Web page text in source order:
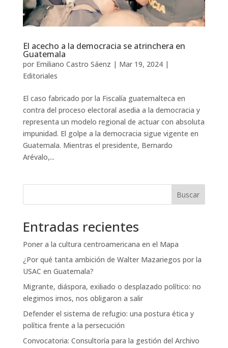
El acecho a la democracia se atrinchera en
Guatemala
por Emiliano Castro Sáenz | Mar 19, 2024|
Editoriales
El caso fabricado por la Fiscalía guatemalteca en
contra del proceso electoral asedia a la democracia y
representa un modelo regional de actuar con absoluta
impunidad. El golpe a la democracia sigue vigente en
Guatemala. Mientras el presidente, Bernardo
Arévalo,...
Buscar
Entradas recientes
Poner a la cultura centroamericana en el Mapa
¿Por qué tanta ambición de Walter Mazariegos por la
USAC en Guatemala?
Migrante, diáspora, exiliado o desplazado político: no
elegimos irnos, nos obligaron a salir
Defender el sistema de refugio: una postura ética y
política frente a la persecución
Convocatoria: Consultoría para la gestión del Archivo